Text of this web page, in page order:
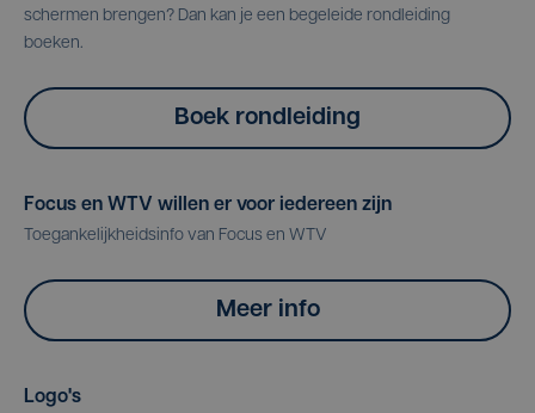
schermen brengen? Dan kan je een begeleide rondleiding
boeken.
Boek rondleiding
Focus en WTV willen er voor iedereen zijn
Toegankelijkheidsinfo van Focus en WTV
Meer info
Logo's